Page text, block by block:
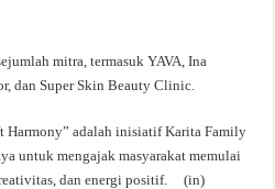
mitra, termasuk YAVA, Ina
dan Super Skin Beauty Clinic.
adalah inisiatif Karita Family
untuk mengajak masyarakat memulai
dan energi positif. (in)